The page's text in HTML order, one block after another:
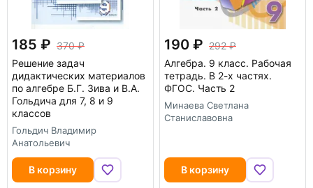
185
370
Решение задач
дидактических материалов
по алгебре Б.Г. Зива и В.А.
Гольдича для 7, 8 и 9
классов
Гольдич Владимир
Анатольевич
В корзину
190
292
Алгебра. 9 класс. Рабочая
тетрадь. В 2-х частях.
ФГОС. Часть 2
Минаева Светлана
Станиславовна
В корзину